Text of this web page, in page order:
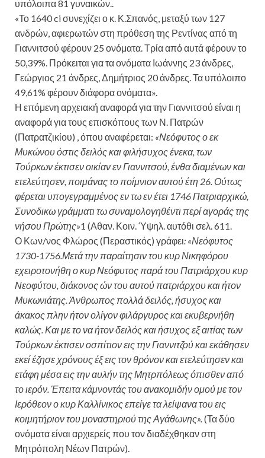
υπόλοιπα 81 γυναικών..
«Το 1640 ci συνεχίζει ο κ. Κ.Σπανός, μεταξύ των 127
ανδρών, αφιερωτών στη πρόθεση της Ρεντίνας από τη
Γιαννιτσού φέρουν 25 ονόματα. Τρία από αυτά φέρουν το
50,39%. Πρόκειται για τα ονόματα Ιωάννης 23 άνδρες,
Γεώργιος 21 άνδρες, Δημήτριος 20 άνδρες. Τα υπόλοιπο
49,61% φέρουν διάφορα ονόματα».
Η επόμενη αρχειακή αναφορά για την Γιαννιτσού είναι η
αναφορά για τους επισκόπους των Ν. Πατρών
(Πατρατζικίου) , όπου αναφέρεται: «Νεόφυτος ο εκ
Μυκώνου όστις δειλός και φιλήσυχος ένεκα, των
Τούρκων έκτισεν οικίαν εν Γιαννιτσού, ένθα διαμένων και
ετελεύτησεν, ποιμάνας το ποίμνιον αυτού έτη 26. Ούτως
φέρεται υπογεγραμμένος εν τω εν έτει 1746 Πατριαρχικώ,
Συνοδικω γράμματι τω συναμολογηθέντι περί αγοράς της
νήσου Πρώτης»1 (Αθαν. Κοιν. Ύψηλ. αυτόθι σελ. 611.
Ο Κων/νος Φλώρος (Περαστικός) γράφει: «Νεόφυτος
1730-1756.Μετά την παραίτησιν του κυρ Νικηφόρου
εχειροτονήθη ο κυρ Νεόφυτος παρά του Πατριάρχου κυρ
Νεοφύτου, διάκονος ών του αυτού πατριάρχου και ήτον
Μυκωνιάτης. Άνθρωπος πολλά δειλός, ήσυχος και
άκακος πλην ήτον ολίγον φιλάργυρος και εκυβερνήθη
καλώς. Και με το να ήτον δειλός και ήσυχος εξ αιτίας των
Τούρκων έκτισεν οσπίτιον εις την Γιαννιτζού και εκάθησεν
εκεί έζησε χρόνους έξ εις τον θρόνον και ετελεύτησεν και
ετάφη μέσα εις την αυλήν της Μητρπόλεως όπισθεν από
το ιερόν. Έπειτα κάμνοντάς του ανακομιδήν ομού με τον
Ιερόθεον ο κυρ Καλλίνικος επείγε τα λείψανα του εις
κοιμητήριον του μοναστηριού της Αγάθωνης».(Τα δύο
ονόματα είναι αρχιερείς που τον διαδέχθηκαν στη
Μητρόπολη Νέων Πατρών).